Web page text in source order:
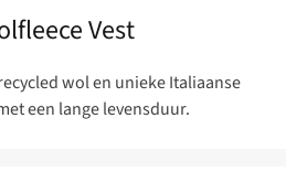
Vest
wol en unieke Italiaanse
een lange levensduur.